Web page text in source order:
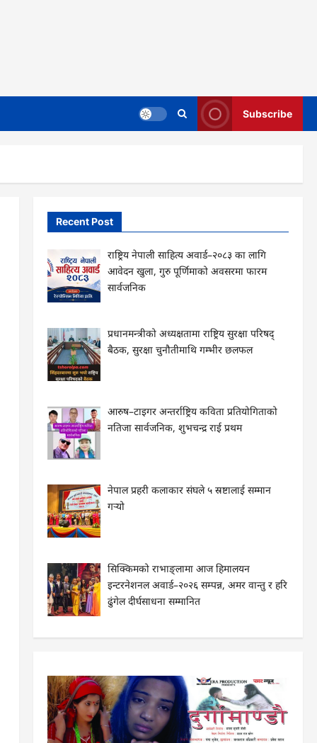
Subscribe
Recent Post
राष्ट्रिय नेपाली साहित्य अवार्ड–२०८३ का लागि
आवेदन खुला, गुरु पूर्णिमाको अवसरमा फारम
सार्वजनिक
प्रधानमन्त्रीको अध्यक्षतामा राष्ट्रिय सुरक्षा परिषद्
बैठक, सुरक्षा चुनौतीमाथि गम्भीर छलफल
आरुष–टाइगर अन्तर्राष्ट्रिय कविता प्रतियोगिताको
नतिजा सार्वजनिक, शुभचन्द्र राई प्रथम
नेपाल प्रहरी कलाकार संघले ५ स्रष्टालाई सम्मान
गर्‍यो
सिक्किमको राभाङ्लामा आज हिमालयन
इन्टरनेशनल अवार्ड–२०२६ सम्पन्न, अमर वान्तु र हरि
ढुंगेल दीर्घसाधना सम्मानित